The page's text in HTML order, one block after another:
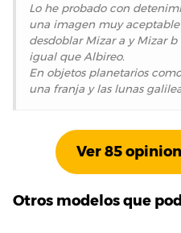
Lo he probado con
una imagen muy
desdoblar Mizar a y Mizar
igual que Albireo.
En objetos planetarios
una franja y las lunas
Ver 85
Otros modelos que